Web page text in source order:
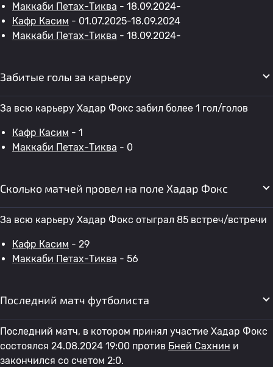
Маккаби Петах-Тиква - 18.09.2024-
Кафр Касим - 01.07.2025-18.09.2024
Маккаби Петах-Тиква - 18.09.2024-
Забитые голы за карьеру
За всю карьеру Хадар Фокс забил более 1 гол/голов
Кафр Касим - 1
Маккаби Петах-Тиква - 0
Сколько матчей провел на поле Хадар Фокс
За всю карьеру Хадар Фокс отыграл 85 встреч/встречи
Кафр Касим - 29
Маккаби Петах-Тиква - 56
Последний матч футболиста
Последний матч, в котором принял участие Хадар Фокс
состоялся 24.08.2024 19:00 против Бней Сахнин и
закончился со счетом 2:0.